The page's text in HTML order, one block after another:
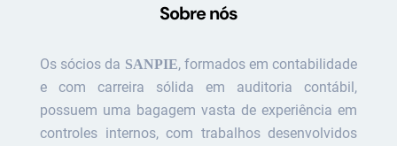
Sobre nós
Os sócios da SANPIE, formados em contabilidade
e com carreira sólida em auditoria contábil,
possuem uma bagagem vasta de experiência em
controles internos, com trabalhos desenvolvidos